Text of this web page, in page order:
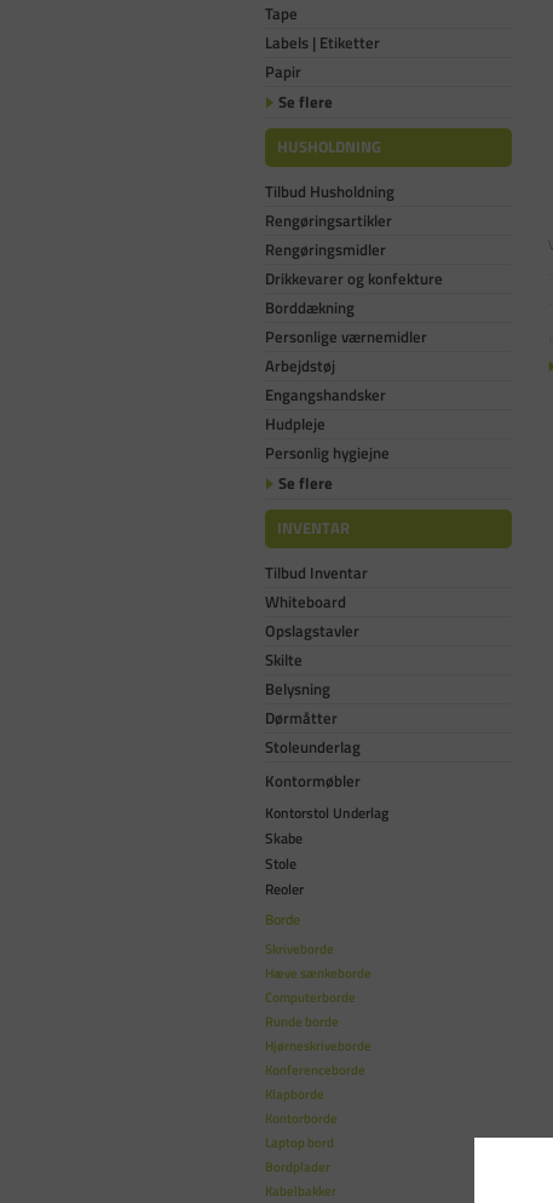
Tape
Labels | Etiketter
Papir
Se flere
HUSHOLDNING
Tilbud Husholdning
Rengøringsartikler
Rengøringsmidler
Drikkevarer og konfekture
Borddækning
Personlige værnemidler
Arbejdstøj
Engangshandsker
Hudpleje
Personlig hygiejne
Se flere
INVENTAR
Tilbud Inventar
Whiteboard
Opslagstavler
Skilte
Belysning
Dørmåtter
Stoleunderlag
Kontormøbler
Kontorstol Underlag
Skabe
Stole
Reoler
Borde
Skriveborde
Hæve sænkeborde
Computerborde
Runde borde
Hjørneskriveborde
Konferenceborde
Klapborde
Kontorborde
Laptop bord
Bordplader
Kabelbakker